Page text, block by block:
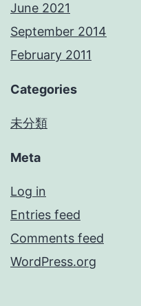
June 2021
September 2014
February 2011
Categories
未分類
Meta
Log in
Entries feed
Comments feed
WordPress.org